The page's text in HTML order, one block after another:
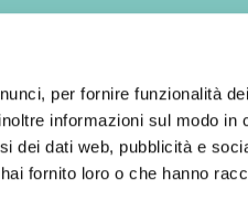
per fornire funzionalità
informazioni sul modo in
dei dati web, pubblicità e
fornito loro o che hanno
sconti, eventi
Milano!